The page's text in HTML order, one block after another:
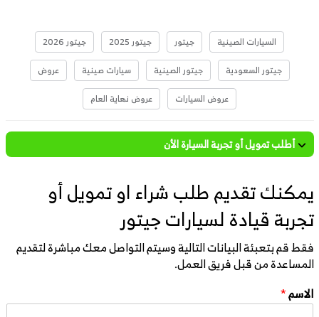
السيارات الصينية جيتور جيتور 2025
جيتور 2026
جيتور السعودية
جيتور الصينية سيارات صينية
عروض
عروض السيارات
عروض نهاية العام
أطلب تمويل أو تجربة السيارة الأن
يمكنك تقديم طلب شراء او تمويل أو
تجربة قيادة لسيارات جيتور
فقط قم بتعبئة البيانات التالية وسيتم التواصل معك مباشرة لتقديم
المساعدة من قبل فريق العمل.
الاسم*